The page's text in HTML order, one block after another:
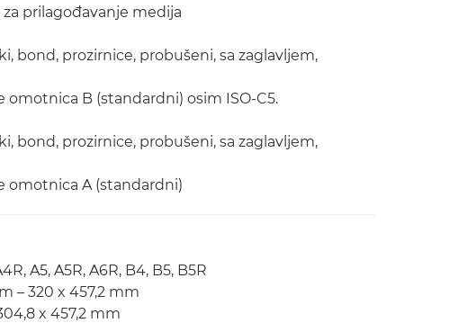
prilagođavanje medija
bond, prozirnice, probušeni, sa zaglavljem,
omotnica B (standardni) osim ISO-C5.
bond, prozirnice, probušeni, sa zaglavljem,
omotnica A (standardni)
A5, A5R, A6R, B4, B5, B5R
– 320 x 457,2 mm
x 457,2 mm